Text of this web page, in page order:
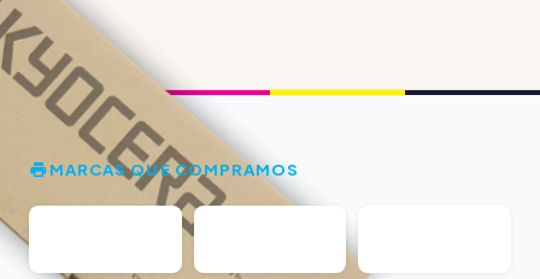
MARCAS QUE COMPRAMOS